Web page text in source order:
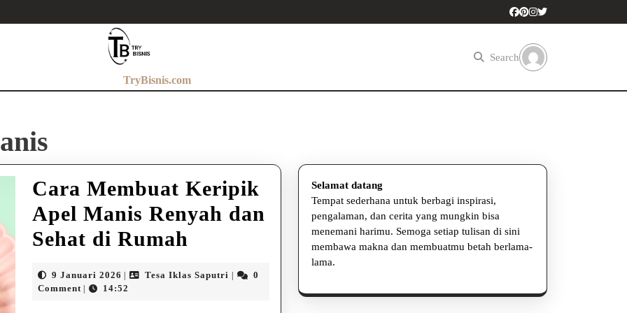
TryBisnis.com
Search
Cara Membuat Keripik
Apel Manis Renyah dan
Sehat di Rumah
Keripik
9 Januari 2026 9
Januari
Tesa Iklas Saputri Tesa 0
Comment
14:52
Selamat datang
Tempat sederhana untuk berbagi inspirasi,
pengalaman, dan cerita yang mungkin bisa
menemani harimu. Semoga setiap tulisan di sini
membawa makna dan membuatmu betah berlama-
lama.